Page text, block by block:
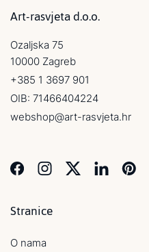
Art-rasvjeta d.o.o.
Ozaljska 75
10000 Zagreb
+385 1 3697 901
OIB: 71466404224
webshop@art-rasvjeta.hr
Stranice
O nama